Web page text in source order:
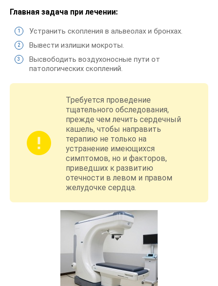
Главная задача при лечении:
Устранить скопления в альвеолах и бронхах.
Вывести излишки мокроты.
Высвободить воздухоносные пути от
патологических скоплений.
Требуется проведение
тщательного обследования,
прежде чем лечить сердечный
кашель, чтобы направить
терапию не только на
устранение имеющихся
симптомов, но и факторов,
приведших к развитию
отечности в левом и правом
желудочке сердца.